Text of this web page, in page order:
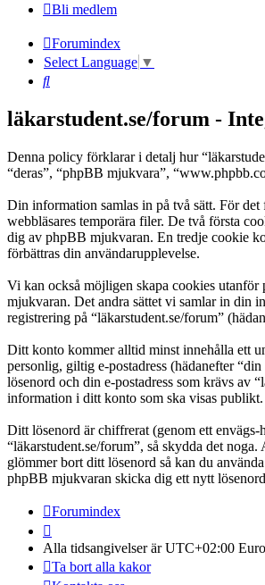
Bli medlem
Forumindex
Select Language ▼
Sök
läkarstudent.se/forum -
Denna policy förklarar i detalj hur
“deras”, “phpBB mjukvara”,
Din information samlas in på två sätt. För
webbläsares temporära filer. De två första
dig av phpBB mjukvaran. En tredje cookie
förbättras din användarupplevelse.
Vi kan också möjligen skapa cookies utanför
mjukvaran. Det andra sättet vi samlar in din
registrering på “läkarstudent.se/forum”
Ditt konto kommer alltid minst innehålla ett
personlig, giltig e-postadress (hädanefter
lösenord och din e-postadress som krävs av
information i ditt konto som ska visas
Ditt lösenord är chiffrerat (genom ett
“läkarstudent.se/forum”, så skydda det
glömmer bort ditt lösenord så kan du
phpBB mjukvaran skicka dig ett nytt
Forumindex
Alla tidsangivelser är UTC+02:00
Ta bort alla kakor